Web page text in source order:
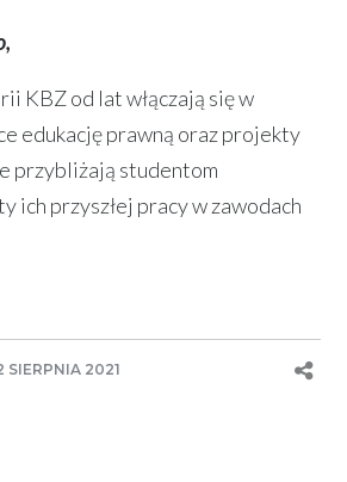
KBZ od lat włączają się w
edukację prawną oraz projekty
przybliżają studentom
ich przyszłej pracy w zawodach
SIERPNIA 2021